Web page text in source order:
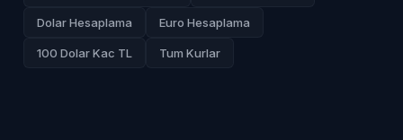
Dolar Hesaplama Euro Hesaplama
100 Dolar Kac TL Tum Kurlar